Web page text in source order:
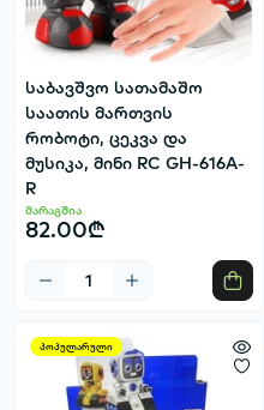
საბავშვო სათამაშო
საათის მართვის
რობოტი, ცეკვა და
მუსიკა, მინი RC GH-616A-
R
მარაგშია
82.00₾
პოპულარული